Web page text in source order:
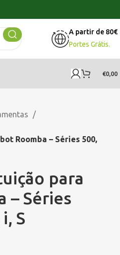
A partir de 80€
Portes Grátis.
€0,00
Roomba – Séries 500,
para
– Séries
S